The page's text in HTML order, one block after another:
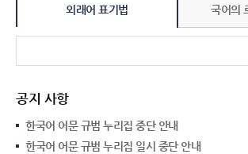
외래어 표기법 국어의
공지 사항
한국어 어문 규범 누리집 중단 안내
한국어 어문 규범 누리집 일시 중단 안내